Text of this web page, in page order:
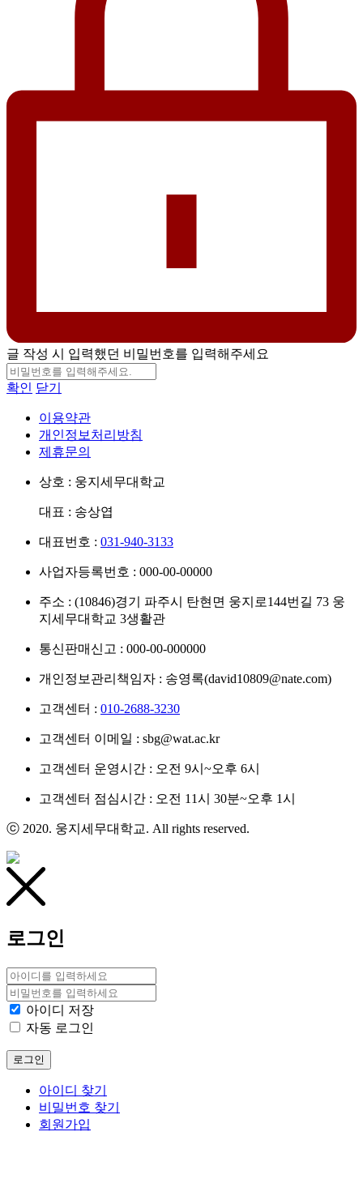
글 작성 시 입력했던 비밀번호를 입력해주세요
확인 닫기
이용약관
개인정보처리방침
제휴문의
상호 : 웅지세무대학교
대표 : 송상엽
대표번호 : 031-940-3133
사업자등록번호 : 000-00-00000
주소 : (10846)경기 파주시 탄현면 웅지로144번길 73 웅
지세무대학교 3생활관
통신판매신고 : 000-00-000000
개인정보관리책임자 : 송영록(david10809@nate.com)
고객센터 : 010-2688-3230
고객센터 이메일 : sbg@wat.ac.kr
고객센터 운영시간 : 오전 9시~오후 6시
고객센터 점심시간 : 오전 11시 30분~오후 1시
ⓒ 2020. 웅지세무대학교. All rights reserved.
로그인
아이디 저장
자동 로그인
로그인
아이디 찾기
비밀번호 찾기
회원가입